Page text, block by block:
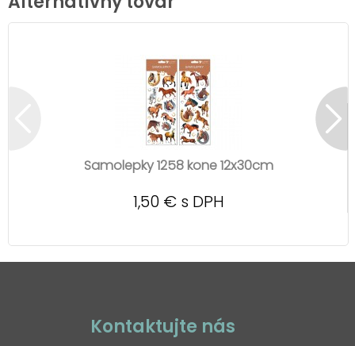
Samolepky 1258 kone 12x30cm
1,50 € s DPH
Kontaktujte nás